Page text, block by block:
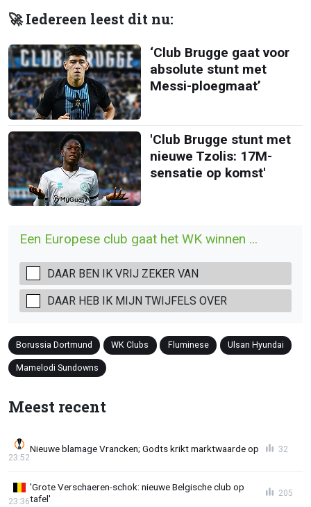
🚀 Iedereen leest dit nu:
‘Club Brugge gaat voor
absolute stunt met
Messi-ploegmaat’
'Club Brugge stunt met
nieuwe Tzolis: 17M-
sensatie op komst'
Een Europese club gaat het WK winnen ...
DAAR BEN IK VRIJ ZEKER VAN
DAAR HEB IK MIJN TWIJFELS OVER
Borussia Dortmund WK Clubs Fluminese Ulsan Hyundai
Mamelodi Sundowns
Meest recent
Nieuwe blamage Vrancken; Godts krikt marktwaarde op
23:52
32
'Grote Verschaeren-schok: nieuwe Belgische club op
tafel'
23:36
205